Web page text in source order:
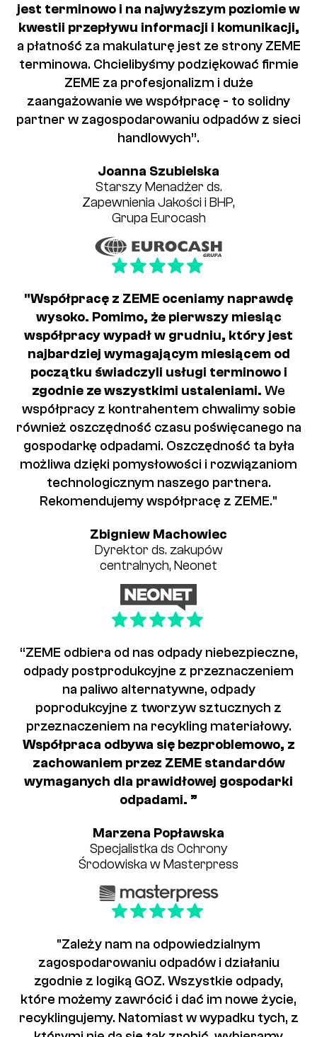
jest terminowo i na najwyższym poziomie w
kwestii przepływu informacji i komunikacji,
a płatność za makulaturę jest ze strony ZEME
terminowa. Chcielibyśmy podziękować firmie
ZEME za profesjonalizm i duże
zaangażowanie we współpracę - to solidny
partner w zagospodarowaniu odpadów z sieci
handlowych”.
Joanna Szubielska
Starszy Menadżer ds.
Zapewnienia Jakości i BHP,
Grupa Eurocash
"Współpracę z ZEME oceniamy naprawdę
wysoko. Pomimo, że pierwszy miesiąc
współpracy wypadł w grudniu, który jest
najbardziej wymagającym miesiącem od
początku świadczyli usługi terminowo i
zgodnie ze wszystkimi ustaleniami. We
współpracy z kontrahentem chwalimy sobie
również oszczędność czasu poświęcanego na
gospodarkę odpadami. Oszczędność ta była
możliwa dzięki pomysłowości i rozwiązaniom
technologicznym naszego partnera.
Rekomendujemy współpracę z ZEME."
Zbigniew Machowiec
Dyrektor ds. zakupów
centralnych, Neonet
“ZEME odbiera od nas odpady niebezpieczne,
odpady postprodukcyjne z przeznaczeniem
na paliwo alternatywne, odpady
poprodukcyjne z tworzyw sztucznych z
przeznaczeniem na recykling materiałowy.
Współpraca odbywa się bezproblemowo, z
zachowaniem przez ZEME standardów
wymaganych dla prawidłowej gospodarki
odpadami. ”
Marzena Popławska
Specjalistka ds Ochrony
Środowiska w Masterpress
"Zależy nam na odpowiedzialnym
zagospodarowaniu odpadów i działaniu
zgodnie z logiką GOZ. Wszystkie odpady,
które możemy zawrócić i dać im nowe życie,
recyklingujemy. Natomiast w wypadku tych, z